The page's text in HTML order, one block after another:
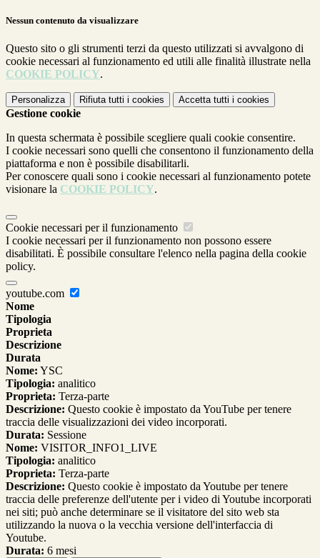
Nessun contenuto da visualizzare
Questo sito o gli strumenti terzi da questo utilizzati si avvalgono di
cookie necessari al funzionamento ed utili alle finalità illustrate nella
COOKIE POLICY.
Personalizza Rifiuta tutti i cookies Accetta tutti i cookies
Gestione cookie
In questa schermata è possibile scegliere quali cookie consentire.
I cookie necessari sono quelli che consentono il funzionamento della
piattaforma e non è possibile disabilitarli.
Per conoscere quali sono i cookie necessari al funzionamento potete
visionare la COOKIE POLICY.
Cookie necessari per il funzionamento
I cookie necessari per il funzionamento non possono essere
disabilitati. È possibile consultare l'elenco nella pagina della cookie
policy.
youtube.com
Nome
Tipologia
Proprieta
Descrizione
Durata
Nome: YSC
Tipologia: analitico
Proprieta: Terza-parte
Descrizione: Questo cookie è impostato da YouTube per tenere
traccia delle visualizzazioni dei video incorporati.
Durata: Sessione
Nome: VISITOR_INFO1_LIVE
Tipologia: analitico
Proprieta: Terza-parte
Descrizione: Questo cookie è impostato da Youtube per tenere
traccia delle preferenze dell'utente per i video di Youtube incorporati
nei siti; può anche determinare se il visitatore del sito web sta
utilizzando la nuova o la vecchia versione dell'interfaccia di
Youtube.
Durata: 6 mesi